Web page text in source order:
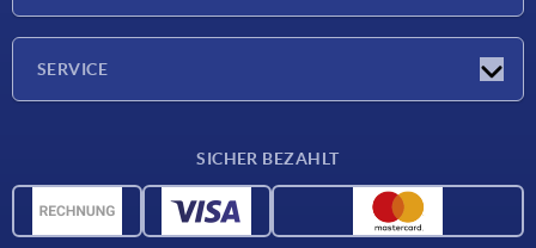
SERVICE
CAD-Daten
SICHER BEZAHLT